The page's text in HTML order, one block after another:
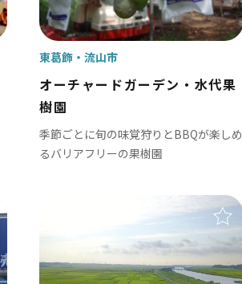
野田市
柏市
流山市
我孫子市
鎌ケ谷市
オーチャードガーデン・水代果
樹園
季節ごとに旬の味覚狩りとBBQが楽しめ
るバリアフリーの果樹園
東葛飾 流山市